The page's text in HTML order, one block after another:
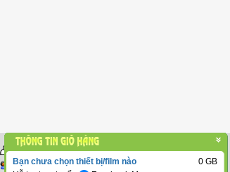
Bạn chưa chọn thiết bị/film nào 0 GB
Đang Online: 35532
Tất cả: 165,827,870